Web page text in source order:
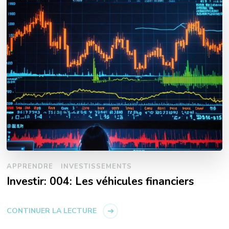
APPRENDRE INVESTISSEMENTS
Investir: 004: Les véhicules financiers
CONTINUER LA LECTURE